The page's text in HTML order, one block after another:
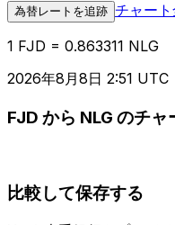
為替レートを追跡 チャー
1 FJD = 0.863311 NLG
2026年8月8日 2:51 UTC
FJD から NLG のチャ
比較して保存する